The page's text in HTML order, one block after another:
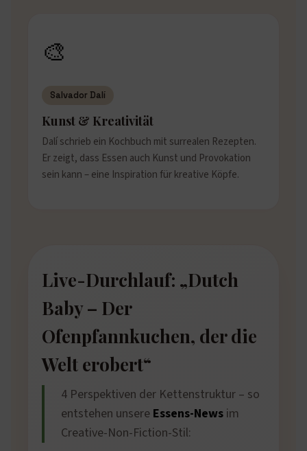
🎨
Salvador Dalí
Kunst & Kreativität
Dalí schrieb ein Kochbuch mit surrealen Rezepten.
Er zeigt, dass Essen auch Kunst und Provokation
sein kann – eine Inspiration für kreative Köpfe.
Live-Durchlauf: „Dutch
Baby – Der
Ofenpfannkuchen, der die
Welt erobert“
4 Perspektiven der Kettenstruktur – so
entstehen unsere Essens-News im
Creative-Non-Fiction-Stil: